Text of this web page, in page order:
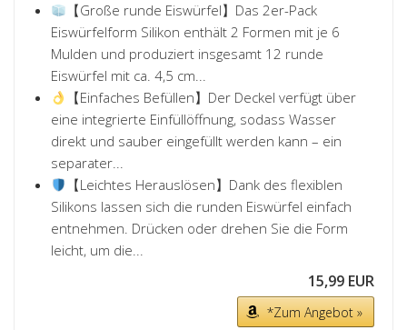
【Große runde Eiswürfel】Das 2er-Pack
Eiswürfelform Silikon enthält 2 Formen mit je 6
Mulden und produziert insgesamt 12 runde
Eiswürfel mit ca. 4,5 cm...
【Einfaches Befüllen】Der Deckel verfügt über
eine integrierte Einfüllöffnung, sodass Wasser
direkt und sauber eingefüllt werden kann – ein
separater...
【Leichtes Herauslösen】Dank des flexiblen
Silikons lassen sich die runden Eiswürfel einfach
entnehmen. Drücken oder drehen Sie die Form
leicht, um die...
15,99 EUR
*Zum Angebot »